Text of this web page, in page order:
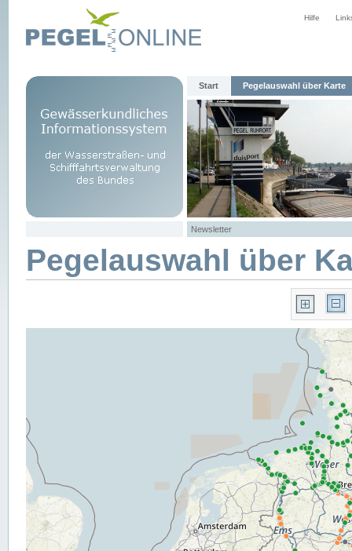
Hilfe
Start Pegelauswahl über Karte
Newsletter
Pegelauswahl über